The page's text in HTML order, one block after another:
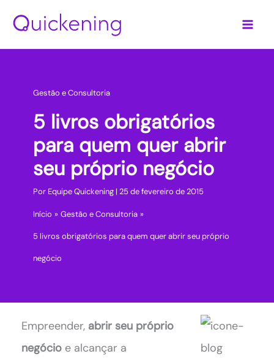
para
Gestão e Consultoria
5 livros obrigatórios
para quem quer abrir
seu próprio negócio
Por Equipe Quickening | 25 de fevereiro de 2015
Início Gestão e Consultoria
5 livros obrigatórios para quem quer abrir seu próprio
negócio
Empreender, abrir seu próprio
negócio e alcançar a